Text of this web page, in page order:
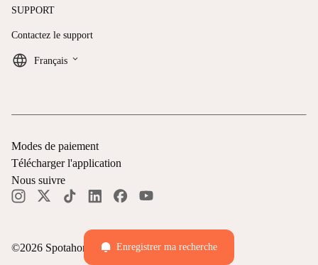
Enregistrer ma recherche
SUPPORT
Contactez le support
Français keyboard_arrow_down
©2026 Spotahome — Tous droits réservés
Modes de paiement
Télécharger l'application
Nous suivre